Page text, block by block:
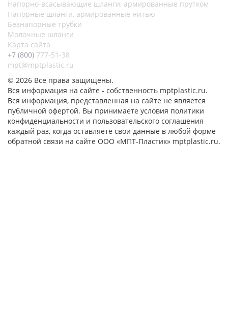
Напорно-всасывающие шланги, армированные прутком
Напорные шланги, армированные нитью
Безнапорные трубки
Молочные шланги
Карта сайта
+7 (800) 777-51-38
mpt@mptplastic.ru
© 2026 Все права защищены.
Вся информация на сайте - собственность mptplastic.ru.
Вся информация, представленная на сайте не является
публичной офертой. Вы принимаете условия политики
конфиденциальности и пользовательского соглашения
каждый раз, когда оставляете свои данные в любой форме
обратной связи на сайте ООО «МПТ-Пластик» mptplastic.ru.